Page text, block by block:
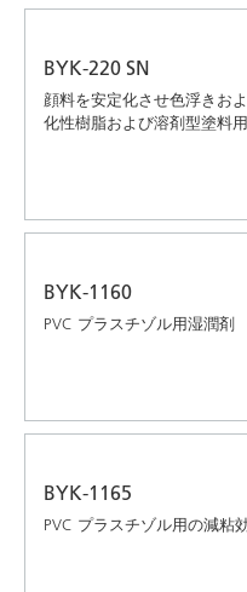
BYK-220 SN
顔料を安定化させ色浮きお
化性樹脂および溶剤型塗料
BYK-1160
PVC プラスチゾル用湿潤剤
BYK-1165
PVC プラスチゾル用の減粘